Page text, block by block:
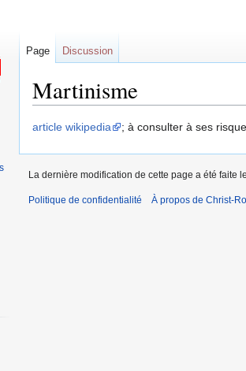
Martinisme
Aller
navigation
Aller
recherche
article wikipedia ; à consulter à ses
Page Discussion
La dernière modification de cette page a été faite
Politique de confidentialité À propos de Christ-